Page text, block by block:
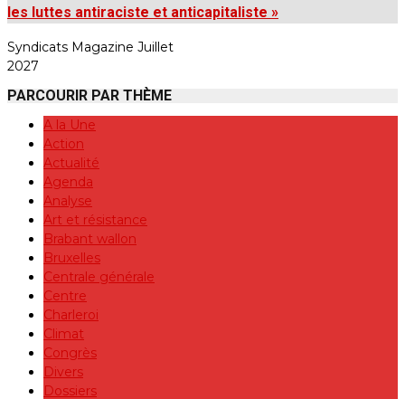
les luttes antiraciste et anticapitaliste »
Syndicats Magazine Juillet
2027
PARCOURIR PAR THÈME
A la Une
Action
Actualité
Agenda
Analyse
Art et résistance
Brabant wallon
Bruxelles
Centrale générale
Centre
Charleroi
Climat
Congrès
Divers
Dossiers